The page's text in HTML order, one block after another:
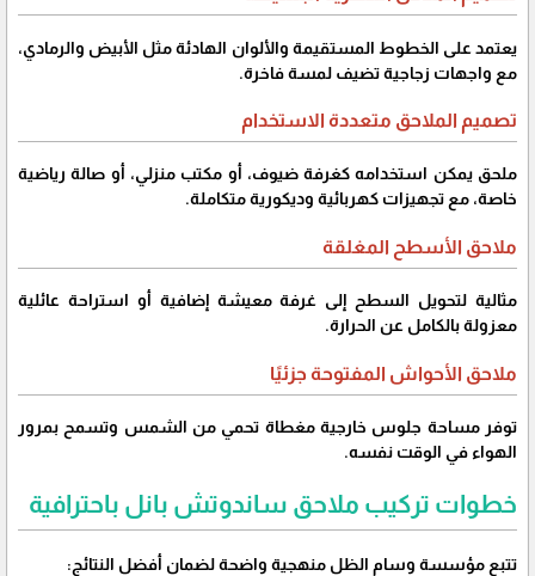
يعتمد على الخطوط المستقيمة والألوان الهادئة مثل الأبيض والرمادي،
مع واجهات زجاجية تضيف لمسة فاخرة.
تصميم الملاحق متعددة الاستخدام
ملحق يمكن استخدامه كغرفة ضيوف، أو مكتب منزلي، أو صالة رياضية
خاصة، مع تجهيزات كهربائية وديكورية متكاملة.
ملاحق الأسطح المغلقة
مثالية لتحويل السطح إلى غرفة معيشة إضافية أو استراحة عائلية
معزولة بالكامل عن الحرارة.
ملاحق الأحواش المفتوحة جزئيًا
توفر مساحة جلوس خارجية مغطاة تحمي من الشمس وتسمح بمرور
الهواء في الوقت نفسه.
خطوات تركيب ملاحق ساندوتش بانل باحترافية
تتبع مؤسسة وسام الظل منهجية واضحة لضمان أفضل النتائج: